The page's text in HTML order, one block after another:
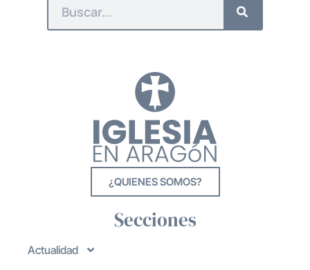
¿QUIENES SOMOS?
Secciones
Actualidad